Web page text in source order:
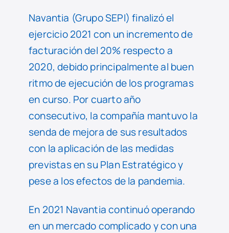
Navantia (Grupo SEPI) finalizó el
ejercicio 2021 con un incremento de
facturación del 20% respecto a
2020, debido principalmente al buen
ritmo de ejecución de los programas
en curso. Por cuarto año
consecutivo, la compañía mantuvo la
senda de mejora de sus resultados
con la aplicación de las medidas
previstas en su Plan Estratégico y
pese a los efectos de la pandemia.
En 2021 Navantia continuó operando
en un mercado complicado y con una